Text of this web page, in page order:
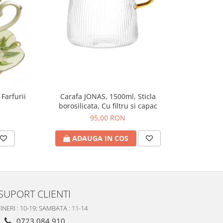
Farfurii
Carafa JONAS, 1500ml, Sticla
borosilicata, Cu filtru si capac
95,00 RON
ADAUGA IN COS
CLIENTI
: 10-19; SAMBATA : 11-14